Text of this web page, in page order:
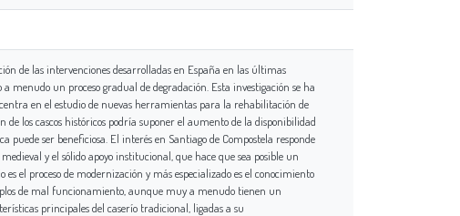
de las intervenciones desarrolladas en España en las últimas
menudo un proceso gradual de degradación. Esta investigación se ha
en el estudio de nuevas herramientas para la rehabilitación de
los cascos históricos podría suponer el aumento de la disponibilidad
ser beneficiosa. El interés en Santiago de Compostela responde
y el sólido apoyo institucional, que hace que sea posible un
el proceso de modernización y más especializado es el conocimiento
de mal funcionamiento, aunque muy a menudo tienen un
principales del caserío tradicional, ligadas a su